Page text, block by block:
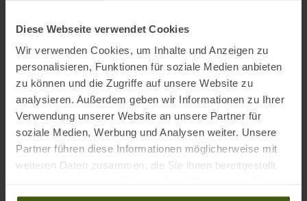
Diese Webseite verwendet Cookies
Wir verwenden Cookies, um Inhalte und Anzeigen zu
personalisieren, Funktionen für soziale Medien anbieten
zu können und die Zugriffe auf unsere Website zu
analysieren. Außerdem geben wir Informationen zu Ihrer
Verwendung unserer Website an unsere Partner für
soziale Medien, Werbung und Analysen weiter. Unsere
Partner führen diese Informationen möglicherweise mit
weiteren Daten zusammen, die Sie ihnen bereitgestellt
gesammelt haben.
38 2/3 5,5
39 1/2 6,0
40 6,5
40 2/3 7,0
41 1/2 7,5